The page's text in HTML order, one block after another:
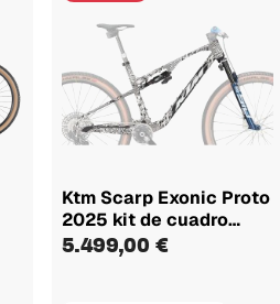
Ktm Scarp Exonic Proto
2025 kit de cuadro
con...
5.499,00 €